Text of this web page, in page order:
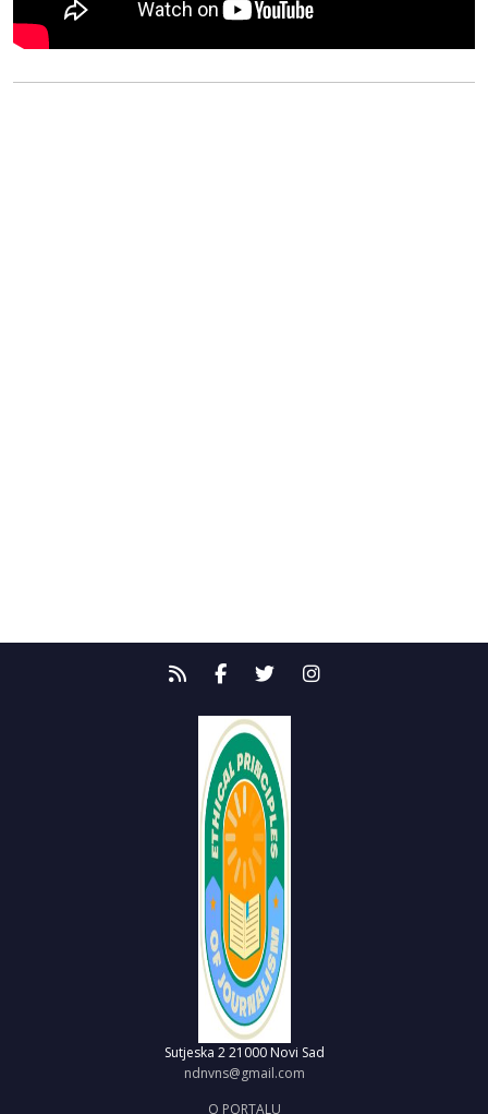
Sutjeska 2 21000 Novi Sad
ndnvns@gmail.com
O PORTALU